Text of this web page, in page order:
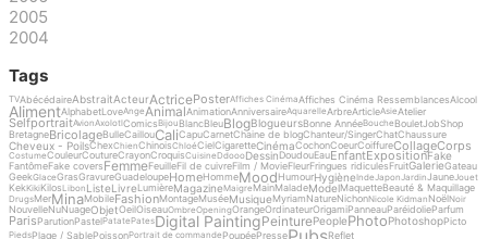
2005
2004
Tags
TVAbécédaireAbstraitActeurActricePosterAffiches CinémaAffiches Cinéma RessemblancesAlcool
AlimentAlphabetLoveAnge AnimalAnimationAnniversaireAquarelleArbreArticleAsieAtelier
SelfportraitAvionAxolotlComicsBijou BlancBleuBlogBlogueursBonne AnnéeBouche BouletJobShop
BretagneBricolageBulleCaillouCaliCapuCarnetChaine de blogChanteur/SingerChatChaussure
Cheveux - PoilsChexChienChinoisChloéCielCigaretteCinémaCochonCoeurCoiffureCollageCorps
CostumeCouleurCoutureCrayonCroquisCuisineDdoooDessinDoudouEauEnfantExpositionFake
FantômeFake coversFemmeFeuilleFil de cuivreFilm / MovieFleurFringues ridiculesFruitGalerieGateau
GeekGlaceGrasGravureGuadeloupeHomeHommeMoodHumourHygièneInde Japon JardinJaune Jouet
KekKikiKilosLibon ListeLivreLumièreMagazineMaigre MainMaladeModelMaquetteBeauté & Maquillage
DrugsMerMinaMobileFashionMontageMuséeMusiqueMyriamNatureNichonNicole Kidman NoëlNoir
NouvelleNuNuageObjetOeilOiseauOmbreOpeningOrangeOrdinateurOrigamiPanneauParéidolieParfum
ParisParutionPastelPatatePatesDigital PaintingPeinturePeoplePhotoPhotoshopPicto
PiedsPlage / SablePoissonPortrait de commande PoupéePresse Reflet